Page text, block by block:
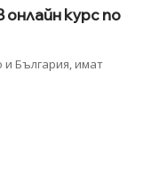
курс по
и България, имат